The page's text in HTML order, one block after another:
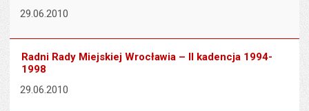
29.06.2010
Radni Rady Miejskiej Wrocławia – II kadencja 1994-
1998
29.06.2010